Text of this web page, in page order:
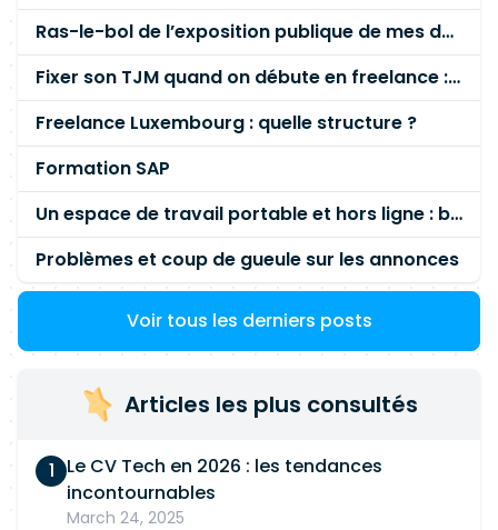
Ras-le-bol de l’exposition publique de mes données personnelles liées à mon entreprise
Fixer son TJM quand on débute en freelance : la méthode mathématique (et pas au feeling) 🛑
Freelance Luxembourg : quelle structure ?
Formation SAP
Un espace de travail portable et hors ligne : besoin réel ou fausse bonne idée ?
Problèmes et coup de gueule sur les annonces
Voir tous les derniers posts
Articles les plus consultés
Le CV Tech en 2026 : les tendances
incontournables
March 24, 2025